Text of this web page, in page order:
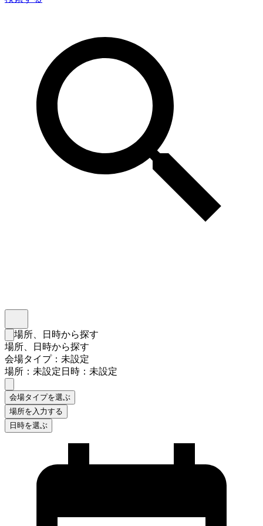
検索フォームを閉じる
場所、日時から探す
場所、日時から探す
会場タイプ：未設定
場所：未設定日時：未設定
会場タイプを選ぶ
場所を入力する
日時を選ぶ